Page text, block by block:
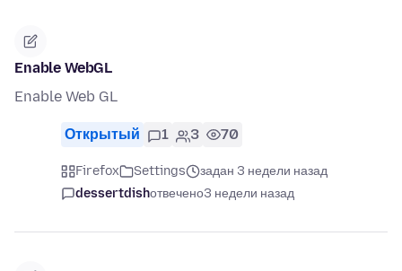
Enable WebGL
Enable Web GL
Открытый 1 3 70
Firefox Settings
задан 3 недели назад
dessertdishотвечено3 недели назад